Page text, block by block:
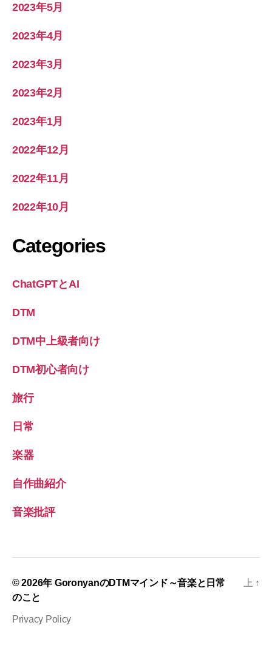
2023年5月
2023年4月
2023年3月
2023年2月
2023年1月
2022年12月
2022年11月
2022年10月
Categories
ChatGPTとAI
DTM
DTM中上級者向け
DTM初心者向け
旅行
日常
楽器
自作曲紹介
音楽批評
© 2026年 GoronyanのDTMマインド～音楽と日常
のこと
Privacy Policy
上 ↑